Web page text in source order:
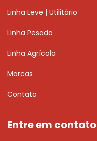
Linha Leve | Utilitário
Linha Pesada
Linha Agrícola
Marcas
Contato
Entre em contato